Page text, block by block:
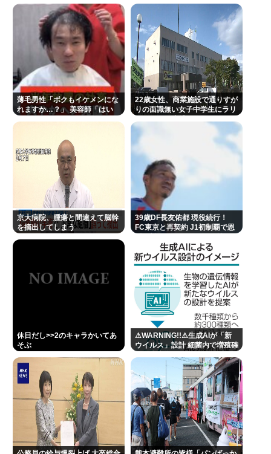
チャ虫』リリース決定 8月9日フォーメーション発表
イチローの晩年(2011-2019)の成績、流石に擁護でき
ないwww
『ヤニねこ』新海誠、水島努、綾辻行人らクリエイ
ターが絶賛 過激描写はBPOでも議論に
避難所地獄と化す「ずっと同じ食べ物&断水でトイレ
流せず悪臭&床に直接就寝&コロナ感染」
「感覚が分からない」 元TBS・山本里菜アナの離婚
コメントに疑問の声… シャンパンタワーの超豪華式
も結婚生活は4年半で終止符
👴"テレビ大好き"高齢者の「テレビ離れ」が始まっ
た…10代後半～20代の約7割が"ほぼ見ない"
"テレビ大好き"高齢者の「テレビ離れ」が始まっ
た…10代後半~20代の約7割が"ほぼ見ない"衝撃の最
Powered by livedoor 相互RSS
薄毛男性「ボクもイケメンにな
れますか…？」 美容師「はい
22歳女性、商業施設で通りすが
りの面識無い女子中学生にラリ
京大病院、腫瘍と間違えて脳幹
を摘出してしまう
39歳DF長友佑都 現役続行！
FC東京と再契約 J1初制覇で恩
休日だし>>2のキャラかいてあ
そぶ
⚠WARNING!!⚠生成AIが「新
ウイルス」設計 細菌内で増殖確